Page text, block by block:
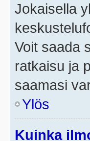
Jokaisella
Voit saada
ratkaisu ja
saamasi
Ylös
Kuinka